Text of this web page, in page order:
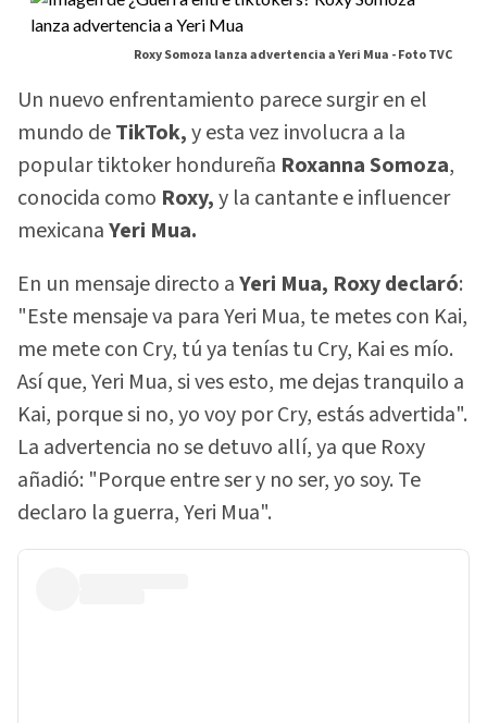
Roxy Somoza lanza advertencia a Yeri Mua -Foto TVC
Un nuevo enfrentamiento parece surgir en el
mundo deTikTok,y esta vez involucra a la
popular tiktoker hondureña Roxanna Somoza,
conocida como Roxy,y la cantante e influencer
mexicanaYeri Mua.
En un mensaje directo aYeri Mua, Roxy declaró:
"Este mensaje va para Yeri Mua, te metes con Kai,
me mete con Cry, tú ya tenías tu Cry, Kai es mío.
Así que, Yeri Mua, si ves esto, me dejas tranquilo a
Kai, porque si no, yo voy por Cry, estás advertida".
La advertencia no se detuvo allí, ya que Roxy
añadió: "Porque entre ser y no ser, yo soy. Te
declaro la guerra, Yeri Mua".